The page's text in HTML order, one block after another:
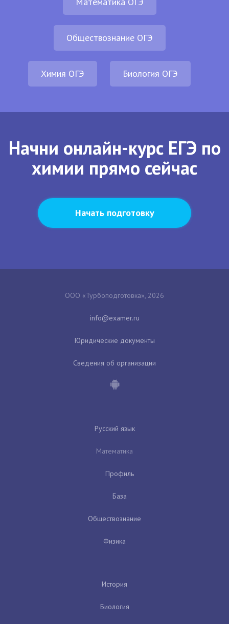
Обществознание ОГЭ
Химия ОГЭ Биология ОГЭ
Начни онлайн-курс ЕГЭ по
химии прямо сейчас
Начать подготовку
ООО «Турбоподготовка», 2026
Юридические документы
Сведения об организации
Русский язык
Математика
Профиль
База
Обществознание
Физика
История
Биология